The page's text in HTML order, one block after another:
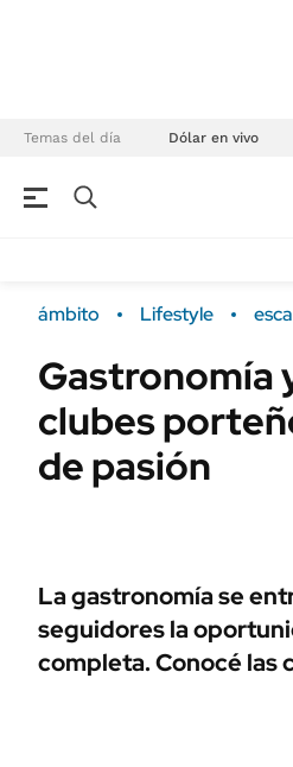
Temas del día Dólar en vivo
Campo
FINANZAS
Dólar
ámbito Lifestyle
Gastronomía
clubes
de pasión
La gastronomía se
seguidores la
completa. Conocé las